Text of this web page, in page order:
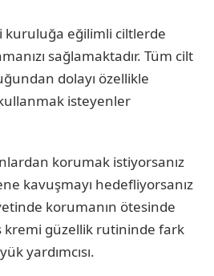
kuruluğa eğilimli ciltlerde
sağlamaktadır. Tüm cilt
dolayı özellikle
isteyenler
korumak istiyorsanız
kavuşmayı hedefliyorsanız
korumanın ötesinde
kremi güzellik rutininde fark
yardımcısı.